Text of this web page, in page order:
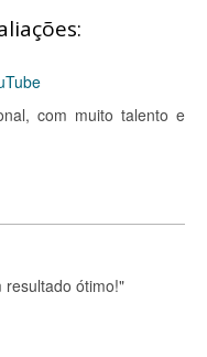
com muito talento e
resultado ótimo!"